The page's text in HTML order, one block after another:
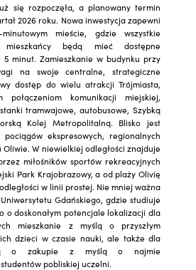
się rozpoczęła, a planowany termin
2026 roku. Nowa inwestycja zapewni
mieście, gdzie wszystkie
będą mieć dostępne
minut. Zamieszkanie w budynku przy
na swoje centralne, strategiczne
dostęp do wielu atrakcji Trójmiasta,
połączeniom komunikacji miejskiej,
tramwajowe, autobusowe, Szybką
Kolej Metropolitalną. Blisko jest
ekspresowych, regionalnych
W niewielkiej odległości znajduje
miłośników sportów rekreacyjnych
Park Krajobrazowy, a od plaży Olivię
w linii prostej. Nie mniej ważna
Gdańskiego, gdzie studiuje
o doskonałym potencjale lokalizacji dla
mieszkanie z myślą o przyszłym
dzieci w czasie nauki, ale także dla
o zakupie z myślą o najmie
pobliskiej uczelni.